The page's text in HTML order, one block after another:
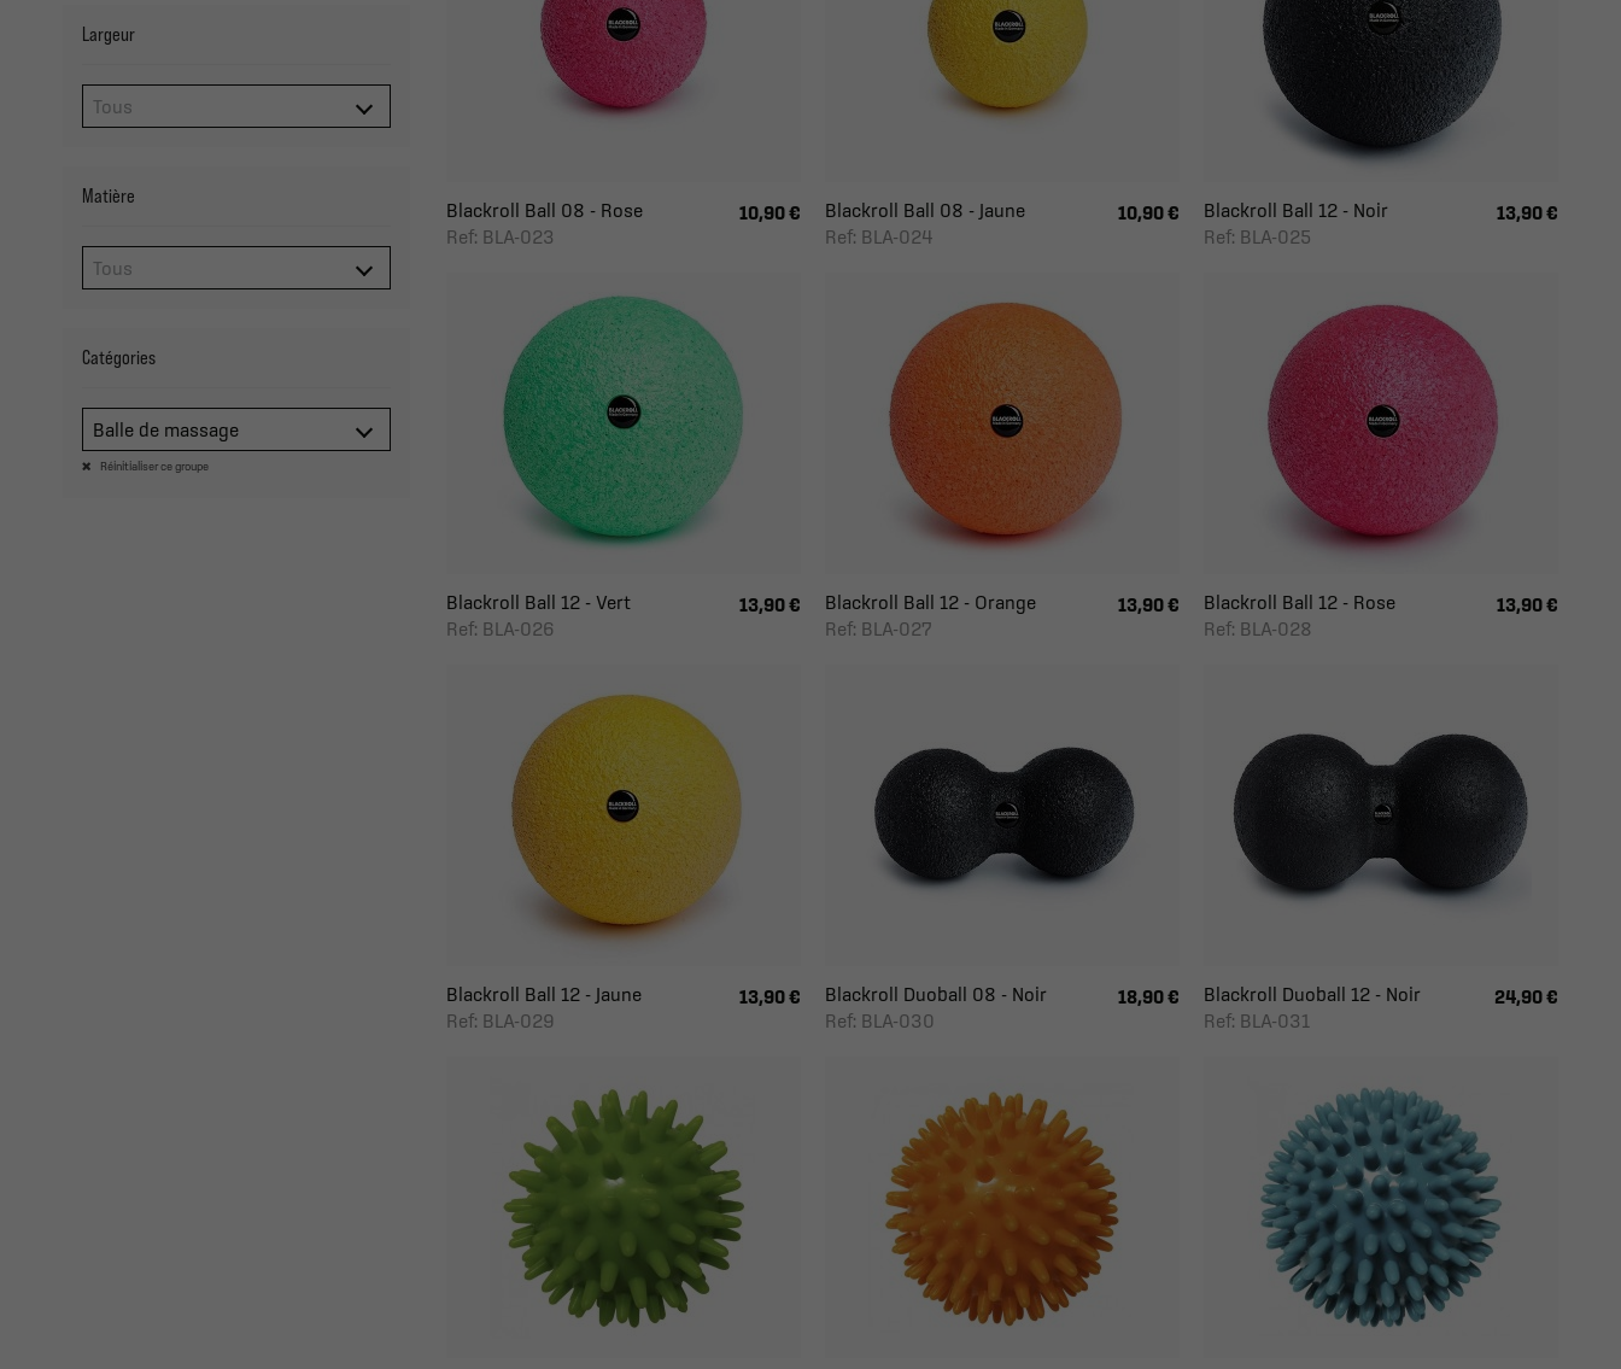
Largeur
Matière
Catégories
Balle de massage
Réinitialiser ce groupe
Blackroll Ball 08 - Rose
Ref: BLA-023
10,90 €
Blackroll Ball 08 - Jaune
Ref: BLA-024
10,90 €
Blackroll Ball 12 - Noir
Ref: BLA-025
13,90 €
Blackroll Ball 12 - Vert
Ref: BLA-026
13,90 €
Blackroll Ball 12 - Orange
Ref: BLA-027
13,90 €
Blackroll Ball 12 - Rose
Ref: BLA-028
13,90 €
Blackroll Ball 12 - Jaune
Ref: BLA-029
13,90 €
Blackroll Duoball 08 - Noir
Ref: BLA-030
18,90 €
Blackroll Duoball 12 - Noir
Ref: BLA-031
24,90 €